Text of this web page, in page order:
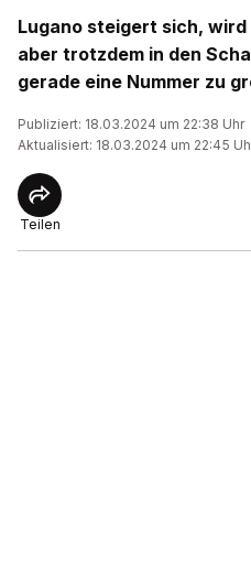
Lugano steigert sich,
aber trotzdem in den
gerade eine Nummer zu
Publiziert: 18.03.2024 um 22:38 Uhr
Aktualisiert: 18.03.2024 um 22:45
Teilen